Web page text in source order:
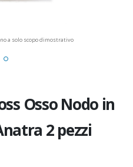
a solo scopo dimostrativo
Osso Nodo in
2 pezzi